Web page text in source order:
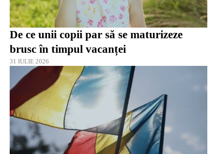
De ce unii copii par să se maturizeze
brusc în timpul vacanței
31 IULIE 2026